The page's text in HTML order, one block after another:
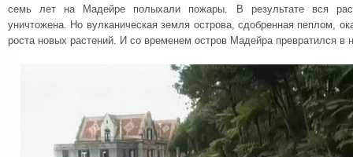
семь лет на Мадейре полыхали пожары. В результате вся
уничтожена. Но вулканическая земля острова, сдобренная пеплом,
роста новых растений. И со временем остров Мадейра превратился в